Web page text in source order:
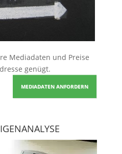
Mediadaten und Preise
genügt.
MEDIADATEN ANFORDERN